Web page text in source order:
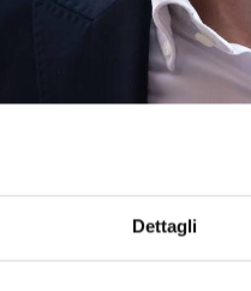
Dettagli